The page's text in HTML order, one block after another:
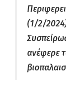
(1/2/
ανέφερε